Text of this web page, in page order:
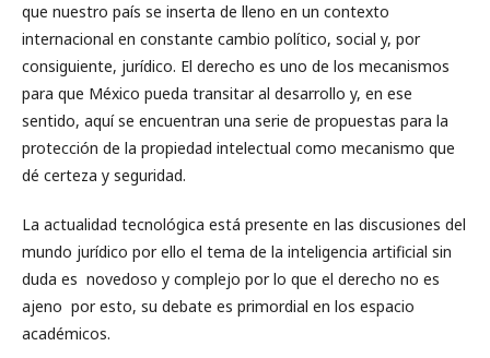
que nuestro país se inserta de lleno en un contexto
internacional en constante cambio político, social y, por
consiguiente, jurídico. El derecho es uno de los mecanismos
para que México pueda transitar al desarrollo y, en ese
sentido, aquí se encuentran una serie de propuestas para la
protección de la propiedad intelectual como mecanismo que
dé certeza y seguridad.
La actualidad tecnológica está presente en las discusiones del
mundo jurídico por ello el tema de la inteligencia artificial sin
duda es novedoso y complejo por lo que el derecho no es
ajeno por esto, su debate es primordial en los espacio
académicos.